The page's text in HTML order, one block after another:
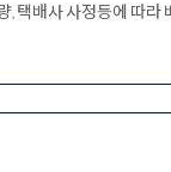
, 택배사 사정등에 따라